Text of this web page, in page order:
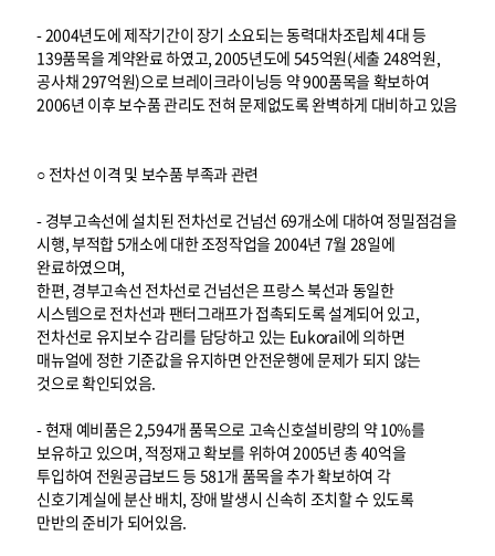
- 2004년도에 제작기간이 장기 소요되는 동력대차조립체 4대 등
139품목을 계약완료 하였고, 2005년도에 545억원(세출 248억원,
공사채 297억원)으로 브레이크라이닝등 약 900품목을 확보하여
2006년 이후 보수품 관리도 전혀 문제없도록 완벽하게 대비하고 있음
○ 전차선 이격 및 보수품 부족과 관련
- 경부고속선에 설치된 전차선로 건넘선 69개소에 대하여 정밀점검을
시행, 부적합 5개소에 대한 조정작업을 2004년 7월 28일에
완료하였으며,
한편, 경부고속선 전차선로 건넘선은 프랑스 북선과 동일한
시스템으로 전차선과 팬터그래프가 접촉되도록 설계되어 있고,
전차선로 유지보수 감리를 담당하고 있는 Eukorail에 의하면
매뉴얼에 정한 기준값을 유지하면 안전운행에 문제가 되지 않는
것으로 확인되었음.
- 현재 예비품은 2,594개 품목으로 고속신호설비량의 약 10%를
보유하고 있으며, 적정재고 확보를 위하여 2005년 총 40억을
투입하여 전원공급보드 등 581개 품목을 추가 확보하여 각
신호기계실에 분산 배치, 장애 발생시 신속히 조치할 수 있도록
만반의 준비가 되어있음.